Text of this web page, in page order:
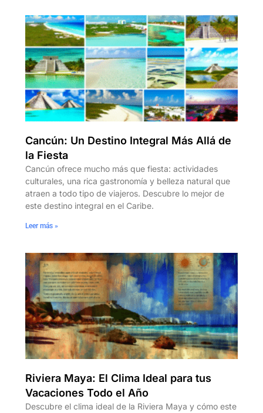
Cancún: Un Destino Integral Más Allá de
la Fiesta
Cancún ofrece mucho más que fiesta: actividades
culturales, una rica gastronomía y belleza natural que
atraen a todo tipo de viajeros. Descubre lo mejor de
este destino integral en el Caribe.
Leer más »
Riviera Maya: El Clima Ideal para tus
Vacaciones Todo el Año
Descubre el clima ideal de la Riviera Maya y cómo este